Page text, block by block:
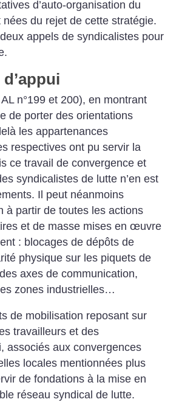
d’auto-organisation du
du rejet de cette stratégie.
appels de syndicalistes pour
n°199 et 200), en montrant
de porter des orientations
les appartenances
respectives ont pu servir la
ce travail de convergence et
syndicalistes de lutte n’en est
Il peut néanmoins
à partir de toutes les actions
et de masse mises en œuvre
: blocages de dépôts de
physique sur les piquets de
axes de communication,
zones industrielles…
de mobilisation reposant sur
travailleurs et des
associés aux convergences
locales mentionnées plus
de fondations à la mise en
réseau syndical de lutte.